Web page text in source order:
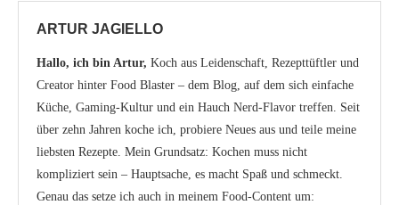
ARTUR JAGIELLO
Hallo, ich bin Artur, Koch aus Leidenschaft, Rezepttüftler und
Creator hinter Food Blaster – dem Blog, auf dem sich einfache
Küche, Gaming-Kultur und ein Hauch Nerd-Flavor treffen. Seit
über zehn Jahren koche ich, probiere Neues aus und teile meine
liebsten Rezepte. Mein Grundsatz: Kochen muss nicht
kompliziert sein – Hauptsache, es macht Spaß und schmeckt.
Genau das setze ich auch in meinem Food-Content um: